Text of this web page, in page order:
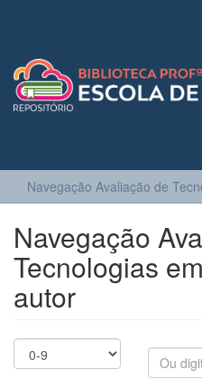
Navegação Avaliação de
Navegação
Tecnologias
autor